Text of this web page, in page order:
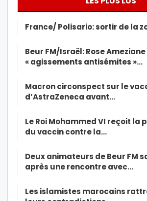
France/ Polisario: sortir de la
Beur FM/Israël: Rose
« agissements antisémites »…
Macron circonspect sur le
d’AstraZeneca avant…
Le Roi Mohammed VI reçoit la
du vaccin contre la…
Deux animateurs de Beur FM
après une rencontre avec…
Les islamistes marocains